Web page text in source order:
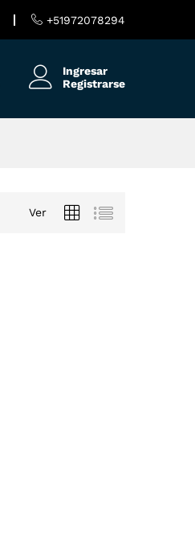
+51972078294
Ingresar
Registrarse
Ver